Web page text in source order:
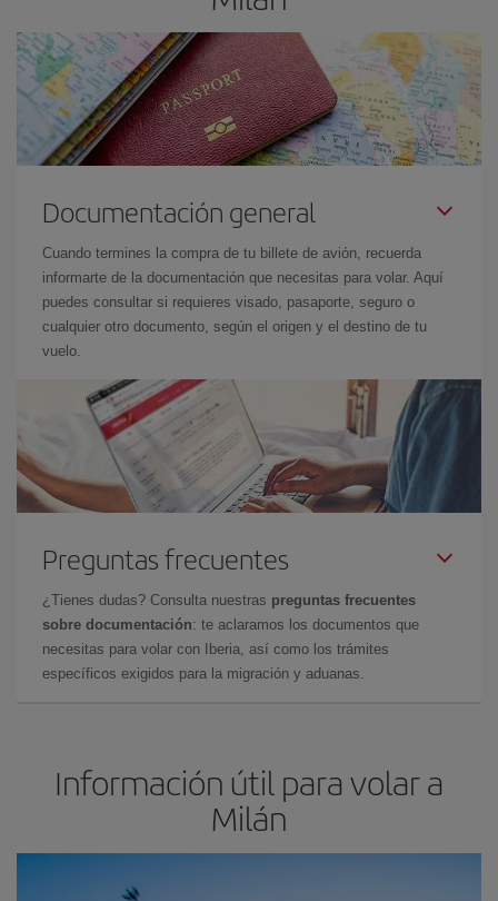
Documentación general
Cuando termines la compra de tu billete de avión, recuerda
informarte de la documentación que necesitas para volar. Aquí
puedes consultar si requieres visado, pasaporte, seguro o
cualquier otro documento, según el origen y el destino de tu
vuelo.
Preguntas frecuentes
¿Tienes dudas? Consulta nuestras preguntas frecuentes
sobre documentación: te aclaramos los documentos que
necesitas para volar con Iberia, así como los trámites
específicos exigidos para la migración y aduanas.
Información útil para volar a
Milán